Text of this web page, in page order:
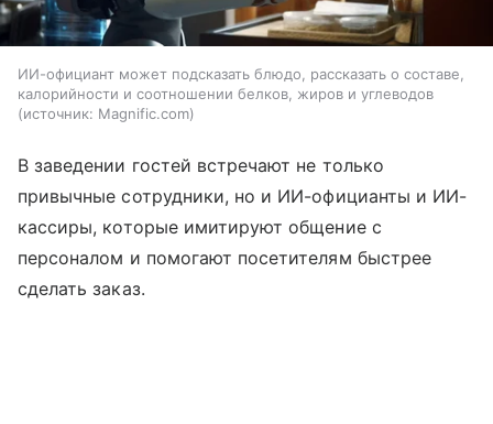
ИИ-официант может подсказать блюдо, рассказать о составе,
калорийности и соотношении белков, жиров и углеводов
источник: Magnific.com
В заведении гостей встречают не только
привычные сотрудники, но и ИИ-официанты и ИИ-
кассиры, которые имитируют общение с
персоналом и помогают посетителям быстрее
сделать заказ.